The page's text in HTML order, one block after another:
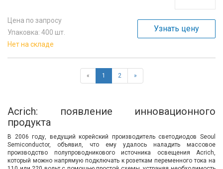
Цена по запросу
Упаковка: 400 шт.
Нет на складе
Узнать цену
« 1 2 »
Acrich: появление инновационного
продукта
В 2006 году, ведущий корейский производитель светодиодов Seoul
Semiconductor, объявил, что ему удалось наладить массовое
производство полупроводникового источника освещения Acrich,
который можно напрямую подключать к розеткам переменного тока на